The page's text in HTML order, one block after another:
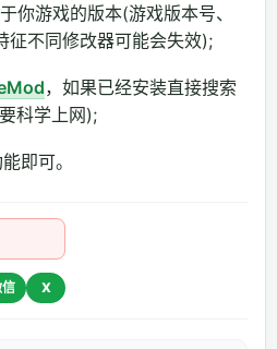
你游戏的版本(游戏版本号、
征不同修改器可能会失效);
，如果已经安装直接搜索
科学上网);
即可。
X